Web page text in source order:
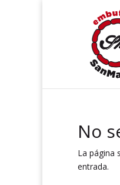
No
La página
entrada.